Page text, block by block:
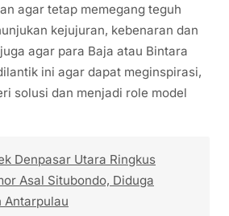
agar tetap memegang teguh
kejujuran, kebenaran dan
agar para Baja atau Bintara
ini agar dapat meginspirasi,
solusi dan menjadi role model
Denpasar Utara Ringkus
Asal Situbondo, Diduga
Antarpulau